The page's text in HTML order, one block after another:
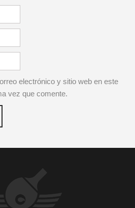
electrónico y sitio web en este
vez que comente.